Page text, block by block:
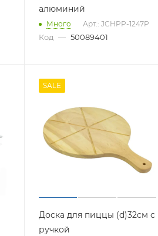
алюминий
Много Арт.: JCHPP-1247P
Код — 50089401
SALE
Доска для пиццы (d)32см с
ручкой